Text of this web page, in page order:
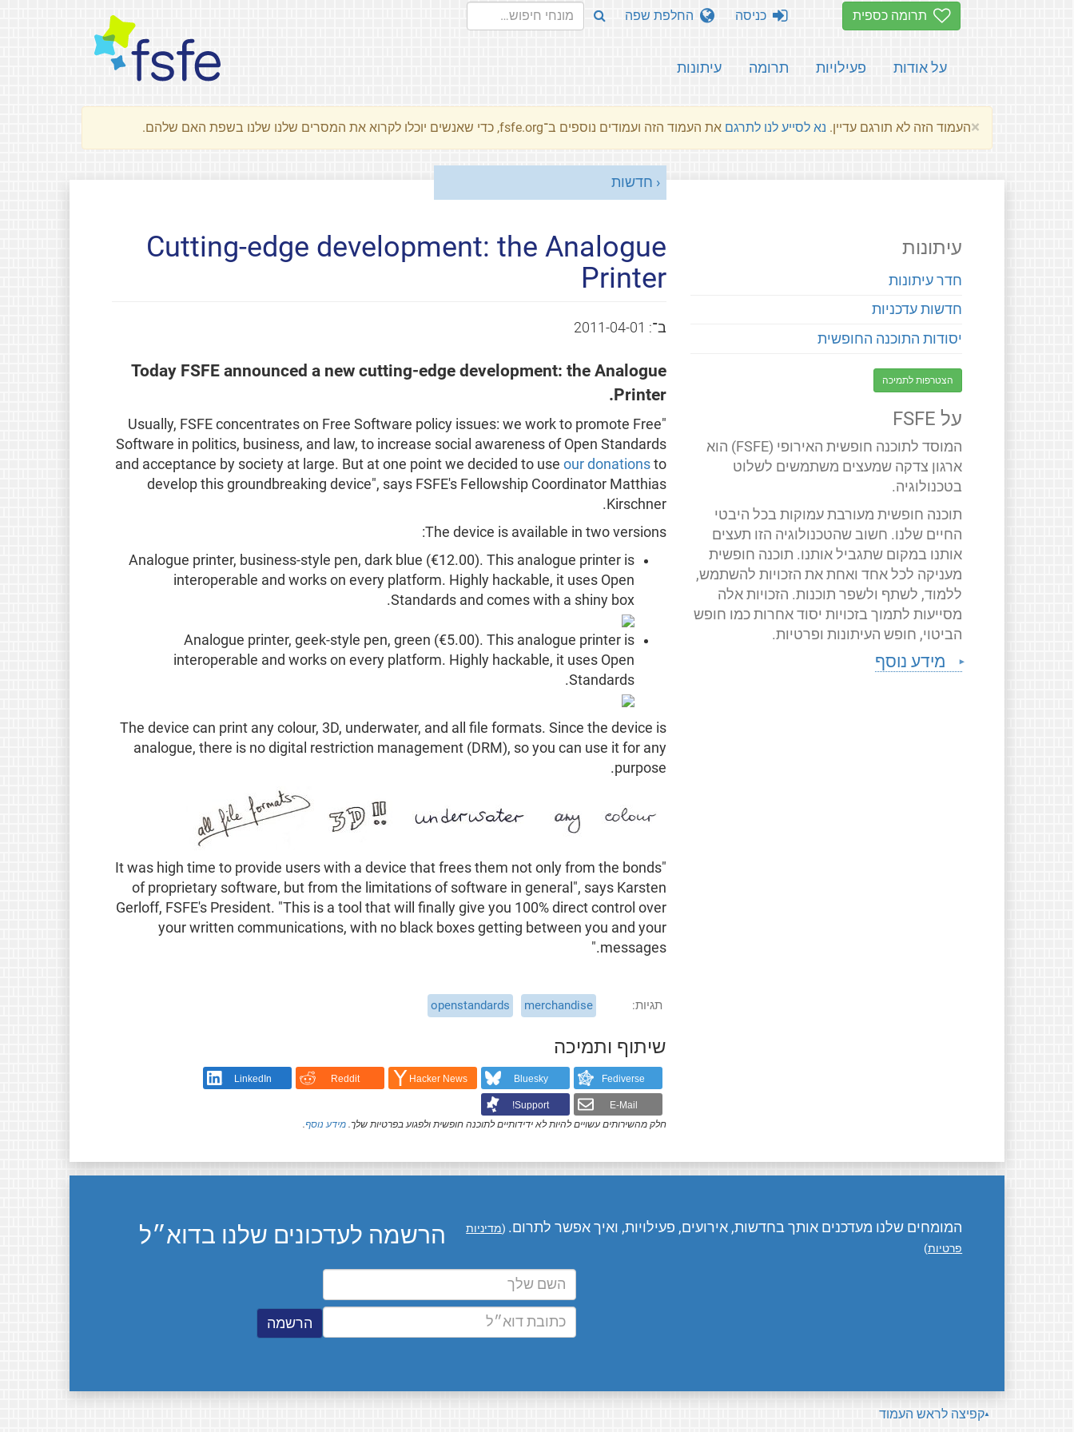
תרומה כספית
על אודות פעילויות תרומה עיתונות
כניסה החלפת שפה
×העמוד הזה לא תורגם עדיין. נא לסייע לנו לתרגם את העמוד הזה ועמודים נוספים ב־fsfe.org, כדי שאנשים יוכלו לקרוא את המסרים שלנו שלנו בשפת האם שלהם.
חדשות
Cutting-edge development: the Analogue
Printer
ב־: 2011-04-01
Today FSFE announced a new cutting-edge development: the Analogue
Printer.
"Usually, FSFE concentrates on Free Software policy issues: we work to promote Free
Software in politics, business, and law, to increase social awareness of Open Standards
and acceptance by society at large. But at one point we decided to useour donations to
develop this groundbreaking device", says FSFE's Fellowship Coordinator Matthias
Kirschner.
The device is available in two versions:
Analogue printer, business-style pen, dark blue (€12.00). This analogue printer is
interoperable and works on every platform. Highly hackable, it uses Open
Standards and comes with a shiny box.
Analogue printer, geek-style pen, green (€5.00). This analogue printer is
interoperable and works on every platform. Highly hackable, it uses Open
Standards.
The device can print any colour, 3D, underwater, and all file formats. Since the device is
analogue, there is no digital restriction management (DRM), so you can use it for any
purpose.
"It was high time to provide users with a device that frees them not only from the bonds
of proprietary software, but from the limitations of software in general", says Karsten
Gerloff, FSFE's President. "This is a tool that will finally give you 100% direct control over
your written communications, with no black boxes getting between you and your
messages."
תגיות merchandise
openstandards
שיתוף ותמיכה
Fediverse
Bluesky
Hacker News
Reddit
LinkedIn
E-Mail
Support!
חלק מהשירותים עשויים להיות לא ידידותיים לתוכנה חופשית ולפגוע בפרטיות שלך. מידע נוסף .
עיתונות
חדר עיתונות
חדשות עדכניות
יסודות התוכנה החופשית
הצטרפות לתמיכה
על FSFE
המוסד לתוכנה חופשית האירופי (FSFE) הוא
ארגון צדקה שמעצים משתמשים לשלוט
בטכנולוגיה.
תוכנה חופשית מעורבת עמוקות בכל היבטי
החיים שלנו. חשוב שהטכנולוגיה הזו תעצים
אותנו במקום שתגביל אותנו. תוכנה חופשית
מעניקה לכל אחד ואחת את הזכויות להשתמש,
ללמוד, לשתף ולשפר תוכנות. הזכויות אלה
מסייעות לתמוך בזכויות יסוד אחרות כמו חופש
הביטוי, חופש העיתונות ופרטיות.
מידע נוסף
הרשמה לעדכונים שלנו בדוא״ל המומחים שלנו מעדכנים אותך בחדשות, אירועים, פעילויות, ואיך אפשר לתרום. (מדיניות
פרטיות)
קפיצה לראש העמוד